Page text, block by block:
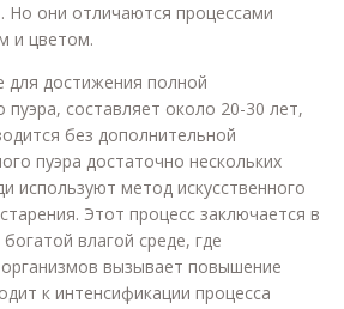
Но они отличаются процессами
и цветом.
достижения полной
составляет около 20-30 лет,
без дополнительной
пуэра достаточно нескольких
используют метод искусственного
Этот процесс заключается в
влагой среде, где
вызывает повышение
к интенсификации процесса